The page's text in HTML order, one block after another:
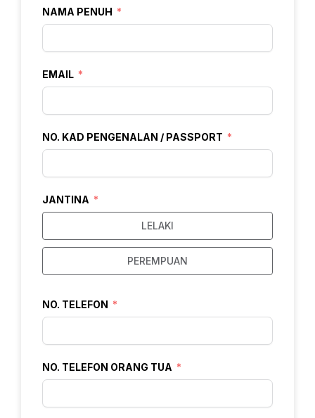
NAMA PENUH
EMAIL
NO. KAD PENGENALAN / PASSPORT
JANTINA
LELAKI
PEREMPUAN
NO. TELEFON
NO. TELEFON ORANG TUA